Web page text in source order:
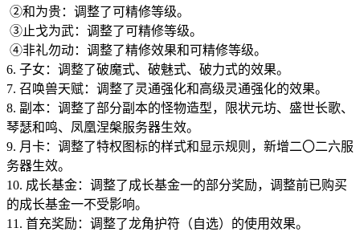
②和为贵：调整了可精修等级。
③止戈为武：调整了可精修等级。
④非礼勿动：调整了精修效果和可精修等级。
6. 子女：调整了破魔式、破魅式、破力式的效果。
7. 召唤兽天赋：调整了灵通强化和高级灵通强化的效果。
8. 副本：调整了部分副本的怪物造型，限状元坊、盛世长歌、
琴瑟和鸣、凤凰涅槃服务器生效。
9. 月卡：调整了特权图标的样式和显示规则，新增二〇二六服
务器生效。
10. 成长基金：调整了成长基金一的部分奖励，调整前已购买
的成长基金一不受影响。
11. 首充奖励：调整了龙角护符（自选）的使用效果。